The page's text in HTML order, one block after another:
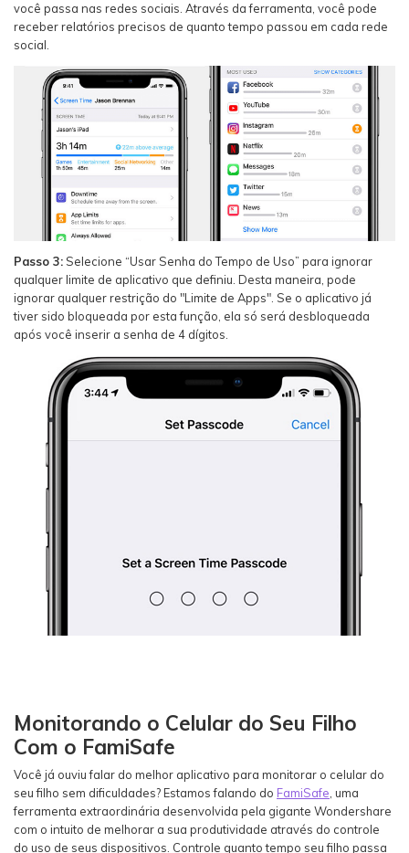
você passa nas redes sociais. Através da ferramenta, você pode
receber relatórios precisos de quanto tempo passou em cada rede
social.
Passo 3: Selecione “Usar Senha do Tempo de Uso” para ignorar
qualquer limite de aplicativo que definiu. Desta maneira, pode
ignorar qualquer restrição do "Limite de Apps". Se o aplicativo já
tiver sido bloqueada por esta função, ela só será desbloqueada
após você inserir a senha de 4 dígitos.
Monitorando o Celular do Seu Filho
Com o FamiSafe
Você já ouviu falar do melhor aplicativo para monitorar o celular do
seu filho sem dificuldades? Estamos falando do FamiSafe , uma
ferramenta extraordinária desenvolvida pela gigante Wondershare
com o intuito de melhorar a sua produtividade através do controle
do uso de seus dispositivos. Controle quanto tempo seu filho passa